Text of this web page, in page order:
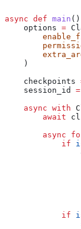
async def main
    options
=
    )
    checkpoints
    session_id
=
    async
with
        await
        async
            if
            if